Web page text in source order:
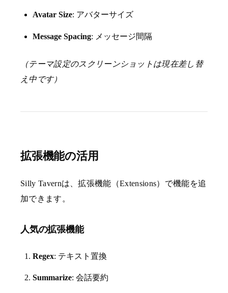
Avatar Size: アバターサイズ
Message Spacing: メッセージ間隔
（テーマ設定のスクリーンショットは現在差し替
え中です）
拡張機能の活用
Silly Tavernは、拡張機能（Extensions）で機能を追
加できます。
人気の拡張機能
Regex: テキスト置換
Summarize: 会話要約